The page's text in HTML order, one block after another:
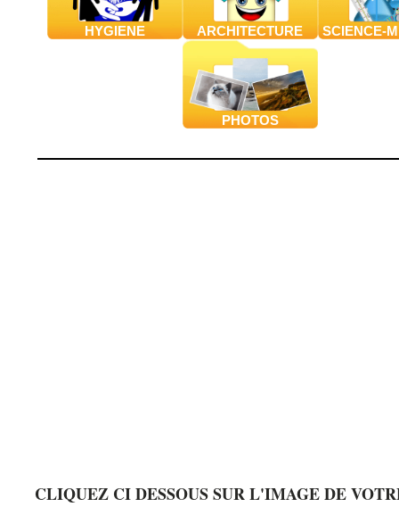
HYGIENE ARCHITECTURE SCIENCE-
PHOTOS
CLIQUEZ CI DESSOUS SUR L'IMAGE DE